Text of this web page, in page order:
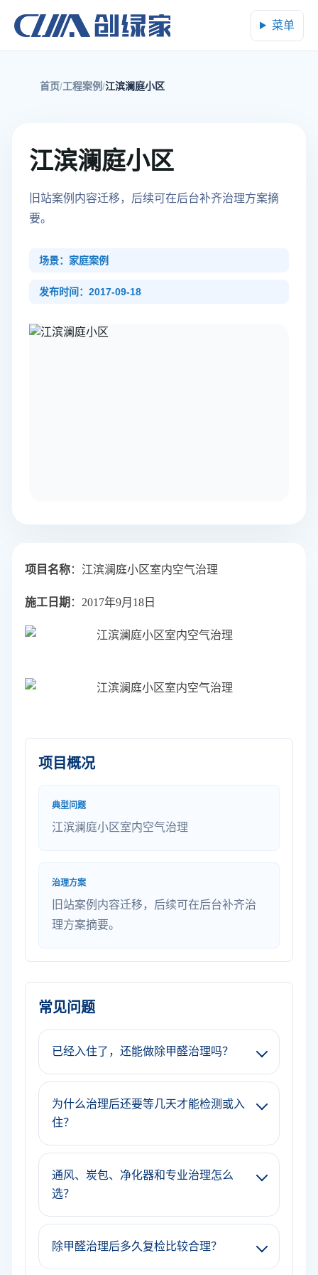
菜单
首页 工程案例 江滨澜庭小区
江滨澜庭小区
旧站案例内容迁移，后续可在后台补齐治理方案摘
要。
场景：家庭案例
发布时间：2017-09-18
项目名称：江滨澜庭小区室内空气治理
施工日期 ：2017年9月18日
项目概况
典型问题
江滨澜庭小区室内空气治理
治理方案
旧站案例内容迁移，后续可在后台补齐治
理方案摘要。
常见问题
已经入住了，还能做除甲醛治理吗？
为什么治理后还要等几天才能检测或入
住？
通风、炭包、净化器和专业治理怎么
选？
除甲醛治理后多久复检比较合理？